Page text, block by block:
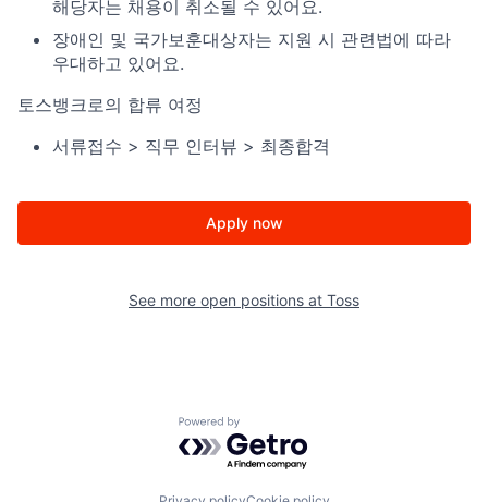
해당자는 채용이 취소될 수 있어요.
장애인 및 국가보훈대상자는 지원 시 관련법에 따라
우대하고 있어요.
토스뱅크로의 합류 여정
서류접수 > 직무 인터뷰 > 최종합격
Apply now
See more open positions at Toss
Powered by Getro.com